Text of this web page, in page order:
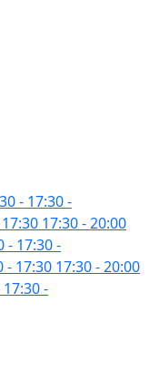
- 17:30-
17:30 - 20:00
- 17:30-
- 17:30 17:30 - 20:00
17:30-